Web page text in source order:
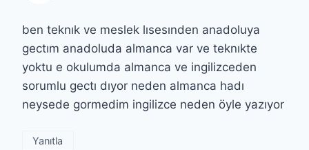
ben teknık ve meslek lısesınden anadoluya
gectım anadoluda almanca var ve teknıkte
yoktu e okulumda almanca ve ingilizceden
sorumlu gectı dıyor neden almanca hadı
neysede gormedim ingilizce neden öyle yazıyor
Yanıtla